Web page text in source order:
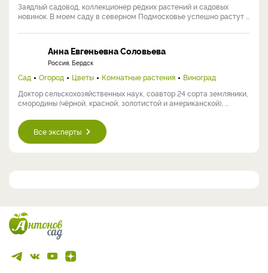
Заядлый садовод, коллекционер редких растений и садовых
новинок. В моем саду в северном Подмосковье успешно растут ...
Анна Евгеньевна Соловьева
Россия, Бердск
Сад Огород Цветы Комнатные растения
Виноград
Доктор сельскохозяйственных наук, соавтор 24 сорта земляники,
смородины (чёрной, красной, золотистой и американской), ...
Все эксперты